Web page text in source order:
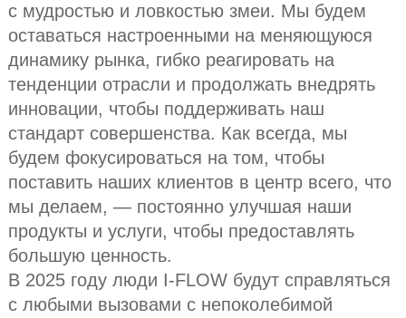
с мудростью и ловкостью змеи. Мы будем
оставаться настроенными на меняющуюся
динамику рынка, гибко реагировать на
тенденции отрасли и продолжать внедрять
инновации, чтобы поддерживать наш
стандарт совершенства. Как всегда, мы
будем фокусироваться на том, чтобы
поставить наших клиентов в центр всего, что
мы делаем, — постоянно улучшая наши
продукты и услуги, чтобы предоставлять
большую ценность.
В 2025 году люди I-FLOW будут справляться
с любыми вызовами с непоколебимой